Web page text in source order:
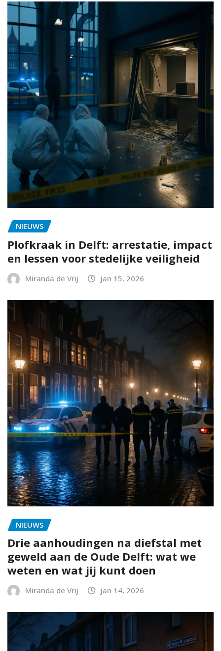
NIEUWS
Plofkraak in Delft: arrestatie, impact
en lessen voor stedelijke veiligheid
Miranda de Vrij jan 15, 2026
NIEUWS
Drie aanhoudingen na diefstal met
geweld aan de Oude Delft: wat we
weten en wat jij kunt doen
Miranda de Vrij jan 14, 2026